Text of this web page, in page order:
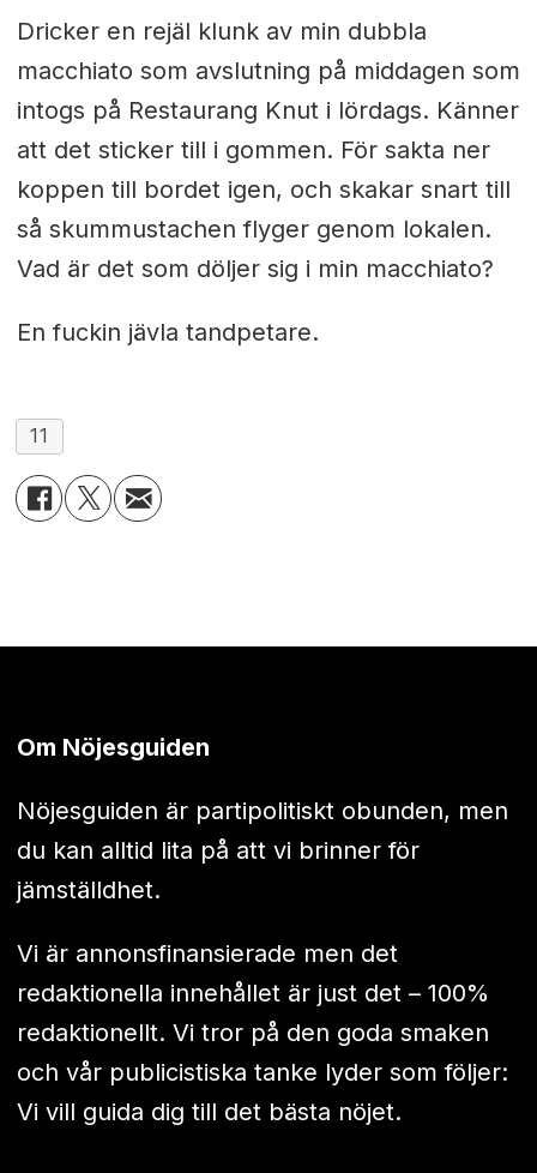
Dricker en rejäl klunk av min dubbla
macchiato som avslutning på middagen som
intogs på Restaurang Knut i lördags. Känner
att det sticker till i gommen. För sakta ner
koppen till bordet igen, och skakar snart till
så skummustachen flyger genom lokalen.
Vad är det som döljer sig i min macchiato?
En fuckin jävla tandpetare.
11
Om Nöjesguiden
Nöjesguiden är partipolitiskt obunden, men
du kan alltid lita på att vi brinner för
jämställdhet.
Vi är annonsfinansierade men det
redaktionella innehållet är just det – 100%
redaktionellt. Vi tror på den goda smaken
och vår publicistiska tanke lyder som följer:
Vi vill guida dig till det bästa nöjet.